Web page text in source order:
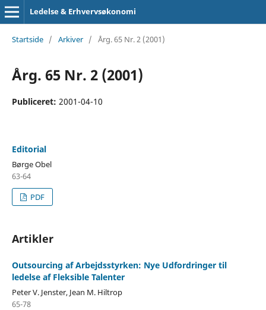
Ledelse & Erhvervsøkonomi
Startside / Arkiver / Årg. 65 Nr. 2 (2001)
Årg. 65 Nr. 2 (2001)
Publiceret: 2001-04-10
Editorial
Børge Obel
63-64
PDF
Artikler
Outsourcing af Arbejdsstyrken: Nye Udfordringer til
ledelse af Fleksible Talenter
Peter V. Jenster, Jean M. Hiltrop
65-78